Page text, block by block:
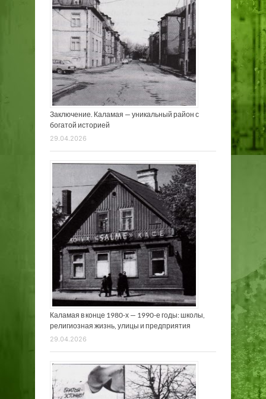
Заключение. Каламая — уникальный район с
богатой историей
29.04.2026
Каламая в конце 1980-х — 1990-е годы: школы,
религиозная жизнь, улицы и предприятия
29.04.2026